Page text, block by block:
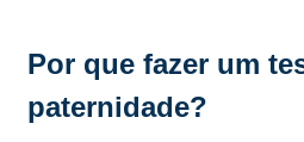
Por que fazer um
paternidade?